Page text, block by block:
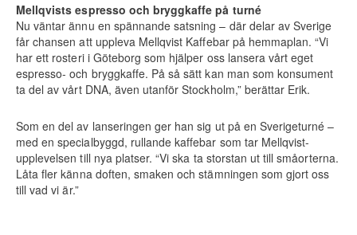
Mellqvists espresso och bryggkaffe på turné
Nu väntar ännu en spännande satsning – där delar av Sverige
får chansen att uppleva Mellqvist Kaffebar på hemmaplan. “Vi
har ett rosteri i Göteborg som hjälper oss lansera vårt eget
espresso- och bryggkaffe. På så sätt kan man som konsument
ta del av vårt DNA, även utanför Stockholm,” berättar Erik.
Som en del av lanseringen ger han sig ut på en Sverigeturné –
med en specialbyggd, rullande kaffebar som tar Mellqvist-
upplevelsen till nya platser. “Vi ska ta storstan ut till småorterna.
Låta fler känna doften, smaken och stämningen som gjort oss
till vad vi är.”